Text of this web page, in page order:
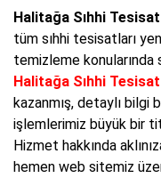
Halitağa Sıhhi
tüm sıhhi tesisatları
temizleme
Halitağa Sıhhi
kazanmış, detaylı bilgi
işlemlerimiz büyük bir
Hizmet hakkında
hemen web sitemiz